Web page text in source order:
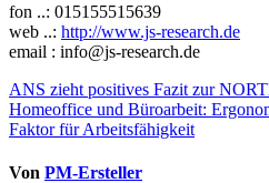
fon ..: 015155515639
web ..: http://www.js-research.de
email : info@js-research.de
Beitragsnavigation
ANS zieht positives Fazit zur
Homeoffice und Büroarbeit:
Faktor für Arbeitsfähigkeit
Von PM-Ersteller